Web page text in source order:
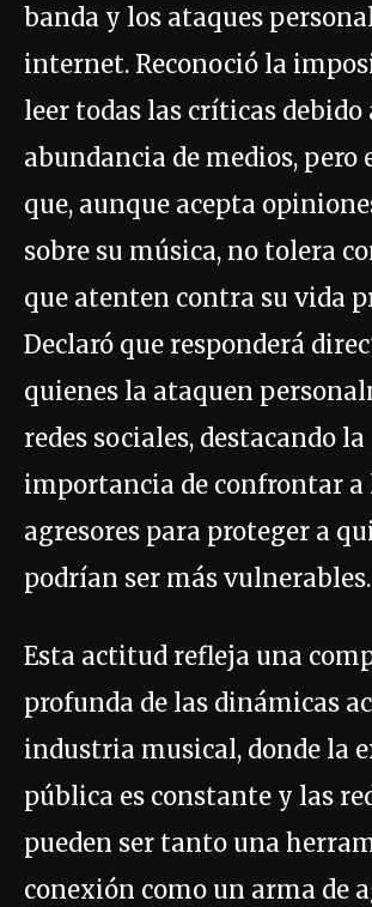
banda y los ataques
internet. Reconoció la
leer todas las críticas debido
abundancia de medios, pero
que, aunque acepta
sobre su música, no tolera
que atenten contra su vida
Declaró que responderá
quienes la ataquen
redes sociales, destacando la
importancia de confrontar a
agresores para proteger a
podrían ser más vulnerables.
Esta actitud refleja una
profunda de las dinámicas
industria musical, donde la
pública es constante y las
pueden ser tanto una
conexión como un arma de